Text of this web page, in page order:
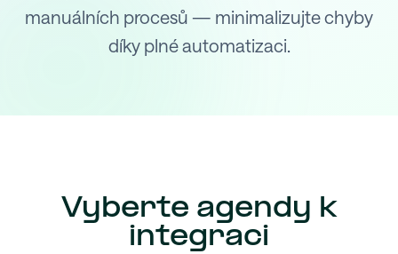
manuálních procesů — minimalizujte chyby
díky plné automatizaci.
Vyberte agendy k
integraci